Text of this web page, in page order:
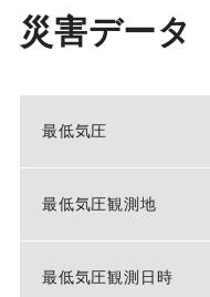
災害データ
最低気圧
最低気圧観測地
最低気圧観測日時